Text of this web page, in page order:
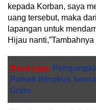
kepada Korban, saya
uang tersebut, maka
lapangan untuk
Hijau nanti,”Tambahnya
Baca juga
Polsek Ringkus
Gram